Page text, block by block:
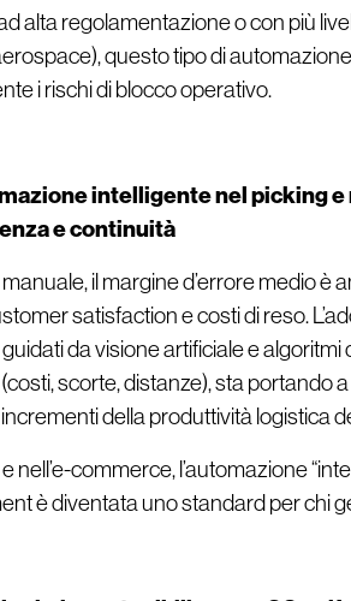
alta regolamentazione o con più
questo tipo di
i rischi di blocco operativo.
intelligente nel picking
e continuità
il margine d’errore medio è
satisfaction e costi di reso.
da visione artificiale e
scorte, distanze), sta portando
incrementi della produttività logistica
nell’e-commerce, l’automazione
è diventata uno standard per chi